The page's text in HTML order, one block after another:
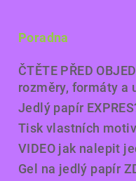
Poradna
ČTĚTE PŘED
rozměry, formáty a
Jedlý papír
Tisk vlastních
VIDEO jak nalepit
Gel na jedlý papír